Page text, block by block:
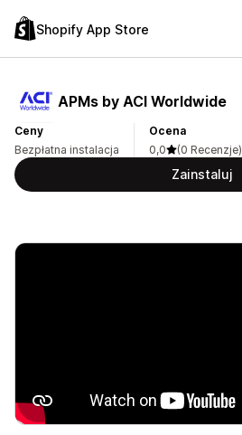
Shopify App Store
APMs by ACI Worldwide
Ceny
Bezpłatna instalacja
Ocena
0,0
(0 Recenzje)
Zainstaluj